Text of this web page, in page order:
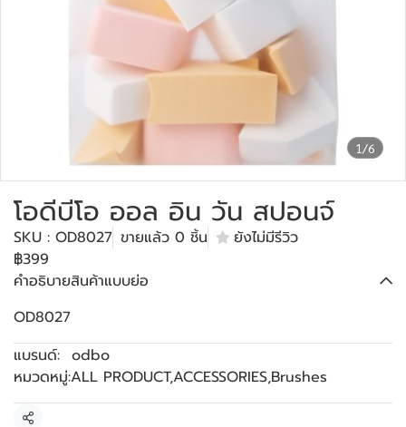
1/6
โอดีบีโอ ออล อิน วัน สปอนจ์
SKU : OD8027 ขายแล้ว 0 ชิ้น
ยังไม่มีรีวิว
฿399
คำอธิบายสินค้าแบบย่อ
OD8027
แบรนด์: odbo
หมวดหมู่:ALL PRODUCT,ACCESSORIES,Brushes